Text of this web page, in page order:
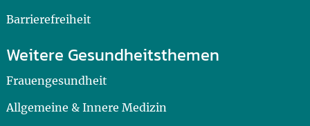
Barrierefreiheit
Weitere Gesundheitsthemen
Frauengesundheit
Allgemeine & Innere Medizin